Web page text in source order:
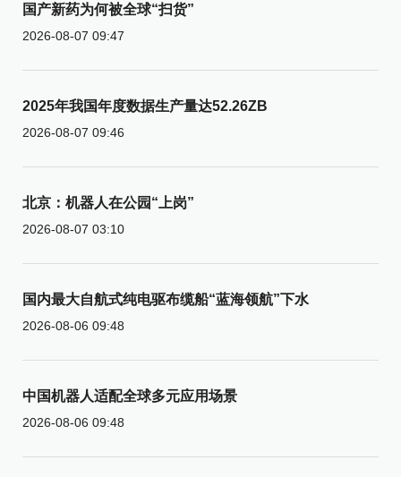
国产新药为何被全球“扫货”
2026-08-07 09:47
2025年我国年度数据生产量达52.26ZB
2026-08-07 09:46
北京：机器人在公园“上岗”
2026-08-07 03:10
国内最大自航式纯电驱布缆船“蓝海领航”下水
2026-08-06 09:48
中国机器人适配全球多元应用场景
2026-08-06 09:48